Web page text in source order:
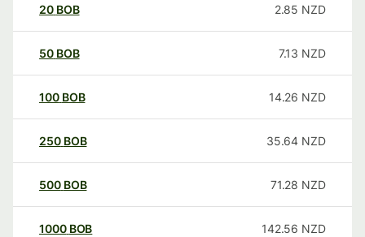
20 BOB 2.85 NZD
50 BOB 7.13 NZD
100 BOB 14.26 NZD
250 BOB 35.64 NZD
500 BOB 71.28 NZD
1000 BOB 142.56 NZD